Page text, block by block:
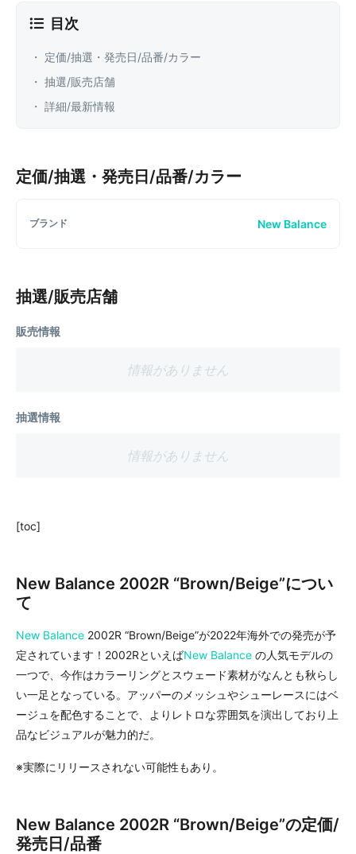
目次
・ 定価/抽選・発売日/品番/カラー
・ 抽選/販売店舗
・ 詳細/最新情報
定価/抽選・発売日/品番/カラー
ブランド New Balance
抽選/販売店舗
販売情報
情報がありません
抽選情報
情報がありません
[toc]
New Balance 2002R “Brown/Beige”につい
て
New Balance 2002R “Brown/Beige”が2022年海外での発売が予
定されています！2002RといえばNew Balance の人気モデルの
一つで、今作はカラーリングとスウェード素材がなんとも秋らし
い一足となっている。アッパーのメッシュやシューレースにはベ
ージュを配色することで、よりレトロな雰囲気を演出しており上
品なビジュアルが魅力的だ。
※実際にリリースされない可能性もあり。
New Balance 2002R “Brown/Beige”の定価/
発売日/品番